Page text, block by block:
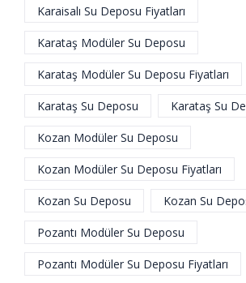
Karaisalı Su Deposu Fiyatları
Karataş Modüler Su Deposu
Karataş Modüler Su Deposu Fiyatları
Karataş Su Deposu Karataş Su
Kozan Modüler Su Deposu
Kozan Modüler Su Deposu Fiyatları
Kozan Su Deposu Kozan Su
Pozantı Modüler Su Deposu
Pozantı Modüler Su Deposu Fiyatları